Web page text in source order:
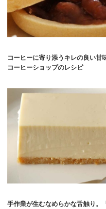
コーヒーに寄り添うキレの良い甘
コーヒーショップのレシピ
手作業が生むなめらかな舌触り。